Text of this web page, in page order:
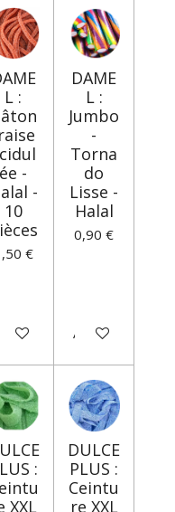
L :
ée -
-
10
€
au panier
DAME
L :
Jumbo
-
Torna
do
Lisse -
Halal
0,90 €
Ajouter au
:
XXL
DULCE
PLUS :
Ceintu
re XXL